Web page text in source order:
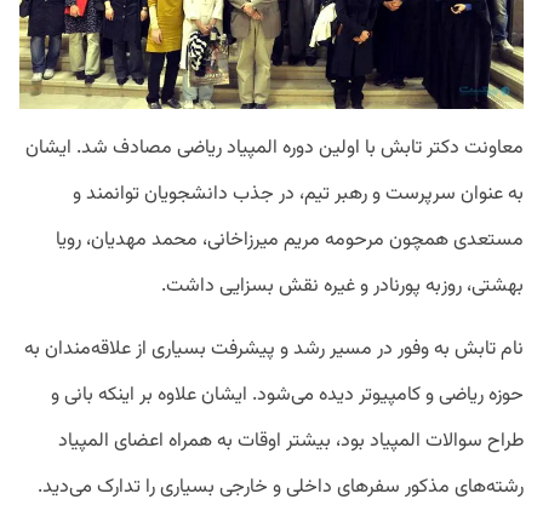
معاونت دکتر تابش با اولین دوره المپیاد ریاضی مصادف شد. ایشان
به عنوان سرپرست و رهبر تیم، در جذب دانشجویان توانمند و
مستعدی همچون مرحومه مریم میرزاخانی، محمد مهدیان، رویا
بهشتی، روزبه پورنادر و غیره نقش بسزایی داشت.
نام تابش به وفور در مسیر رشد و پیشرفت بسیاری از علاقه‌مندان به
حوزه ریاضی و کامپیوتر دیده می‌شود. ایشان علاوه بر اینکه بانی و
طراح سوالات المپیاد بود، بیشتر اوقات به همراه اعضای المپیاد
رشته‌های مذکور سفرهای داخلی و خارجی بسیاری را تدارک می‌دید.